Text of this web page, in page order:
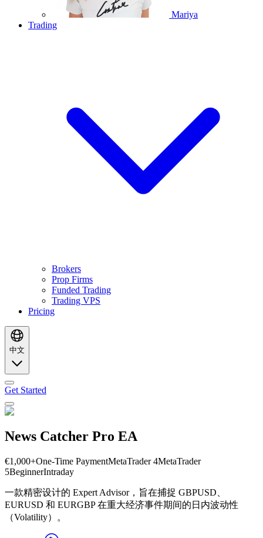
Mariya
Trading
Brokers
Prop Firms
Funded Trading
Trading VPS
Pricing
中文
Get Started
News Catcher Pro EA
€1,000+One-Time PaymentMetaTrader 4MetaTrader
5BeginnerIntraday
一款精密设计的 Expert Advisor，旨在捕捉 GBPUSD、
EURUSD 和 EURGBP 在重大经济事件期间的日内波动性
（Volatility）。